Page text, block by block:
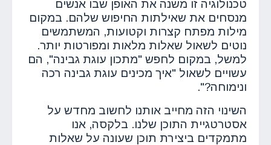
טכנולוגיה זו משנה את האופן שבו אנשים
מנסחים את שאילתות החיפוש שלהם. במקום
מילות מפתח קצרות וקטועות, המשתמשים
נוטים לשאול שאלות מלאות ומפורטות יותר.
למשל, במקום לחפש "מתכון עוגת גבינה", הם
עשויים לשאול "איך מכינים עוגת גבינה רכה
ונימוחה?".
השינוי הזה מחייב אותנו לחשוב מחדש על
אסטרטגיית התוכן שלנו. בלקסה, אנו
מתמקדים ביצירת תוכן שעונה על שאלות